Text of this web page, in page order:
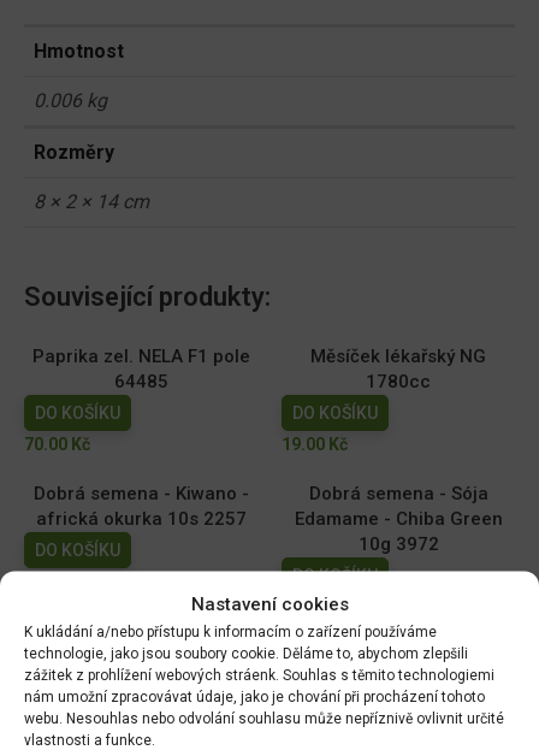
Nastavení cookies
K ukládání a/nebo přístupu k informacím o zařízení používáme
technologie, jako jsou soubory cookie. Děláme to, abychom zlepšili
zážitek z prohlížení webových stráenk. Souhlas s těmito technologiemi
nám umožní zpracovávat údaje, jako je chování při procházení tohoto
webu. Nesouhlas nebo odvolání souhlasu může nepříznivě ovlivnit určité
vlastnosti a funkce.
Hmotnost
0.006 kg
Rozměry
8 × 2 × 14 cm
Související produkty:
Paprika zel. NELA F1 pole
64485
DO KOŠÍKU
70.00 Kč
Měsíček lékařský NG
1780cc
DO KOŠÍKU
19.00 Kč
Dobrá semena - Kiwano -
africká okurka 10s 2257
DO KOŠÍKU
Dobrá semena - Sója
Edamame - Chiba Green
10g 3972
DO KOŠÍKU
52.00Kč
Hrách zahradní - Antony
raný velkozrnný bezlistý
50g 1048
DO KOŠÍKU
Tykev muškátová -
Serpentine F1 2g 4080
DO KOŠÍKU